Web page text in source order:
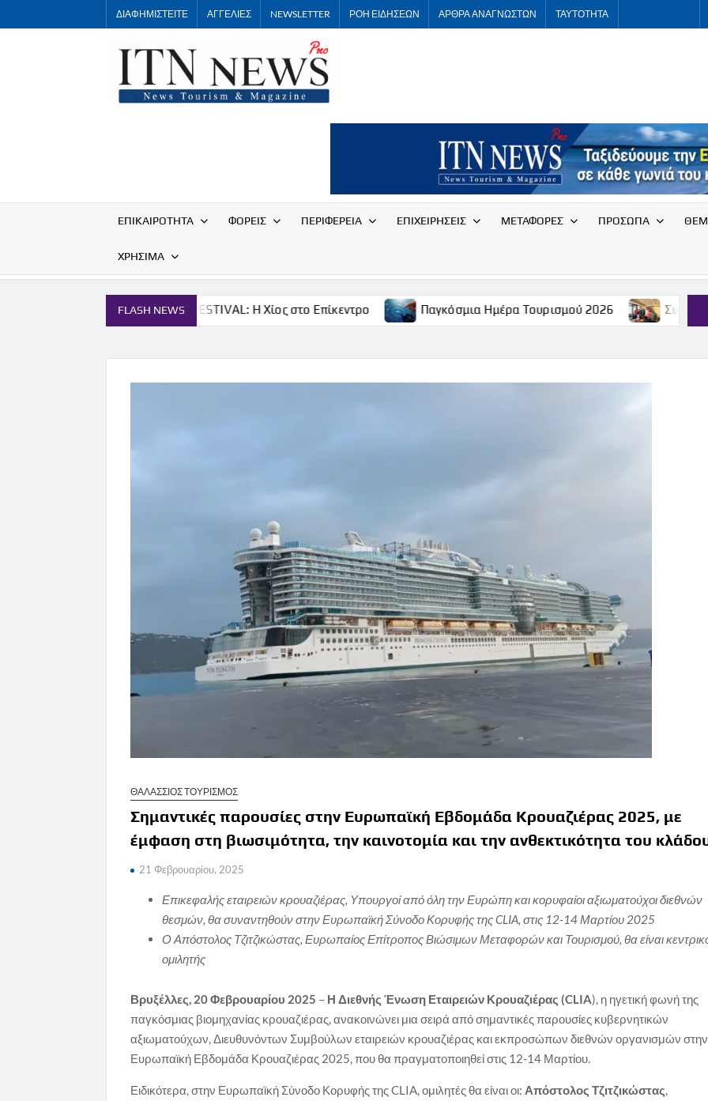
to
ΔΙΑΦΗΜΙΣΤΕΙΤΕ ΑΓΓΕΛΙΕΣ NEWSLETTER ΡΟΗ ΕΙΔΗΣΕΩΝ ΑΡΘΡΑ ΑΝΑΓΝΩΣΤΩΝ ΤΑΥΤΟΤΗΤΑ
News
ΕΠΙΚΑΙΡΟΤΗΤΑ ΦΟΡΕΙΣ ΠΕΡΙΦΕΡΕΙΑ ΕΠΙΧΕΙΡΗΣΕΙΣ ΜΕΤΑΦΟΡΕΣ ΠΡΟΣΩΠΑ
ΧΡΗΣΙΜΑ
FLASH NEWS
THE CHIOS FESTIVAL: Η Χίος στο Επίκεντρο Παγκόσμια Ημέρα Τουρισμού 2026 Συνάντηση του
ΘΑΛΑΣΣΙΟΣ ΤΟΥΡΙΣΜΟΣ
Σημαντικές παρουσίες στην Ευρωπαϊκή Εβδομάδα Κρουαζιέρας 2025, με
έμφαση στη βιωσιμότητα, την καινοτομία και την ανθεκτικότητα του
21 Φεβρουαρίου, 2025
Επικεφαλής εταιρειών κρουαζιέρας, Υπουργοί από όλη την Ευρώπη και κορυφαίοι αξιωματούχοι διεθνών
θεσμών, θα συναντηθούν στην Ευρωπαϊκή Σύνοδο Κορυφής τηςCLIA, στις 12-14 Μαρτίου 2025
Ο Απόστολος Τζιτζικώστας, Ευρωπαίος Επίτροπος Βιώσιμων Μεταφορών και Τουρισμού, θα είναι
ομιλητής
Βρυξέλλες, 20 Φεβρουαρίου 2025 – Η Διεθνής Ένωση Εταιρειών Κρουαζιέρας (CLIA), η ηγετική φωνή της
παγκόσμιας βιομηχανίας κρουαζιέρας, ανακοινώνει μια σειρά από σημαντικές παρουσίες κυβερνητικών
αξιωματούχων, Διευθυνόντων Συμβούλων εταιρειών κρουαζιέρας και εκπροσώπων διεθνών οργανισμών στην
Ευρωπαϊκή Εβδομάδα Κρουαζιέρας 2025, που θα πραγματοποιηθεί στις 12-14 Μαρτίου.
Ειδικότερα, στην Ευρωπαϊκή Σύνοδο Κορυφής της CLIA,ομιλητές θα είναι οι: Απόστολος Τζιτζικώστας,